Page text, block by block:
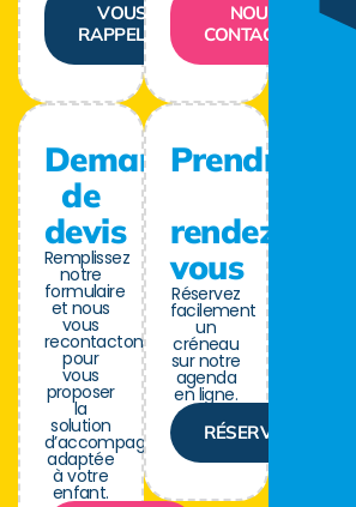
VOUS
RAPPELER
Demande
de
devis
Remplissez
notre
formulaire
et nous
vous
recontactons
pour
vous
proposer
la
solution
d’accompagnement
adaptée
à votre
enfant.
NOUS
CONTACTER
Prendre
rendez-
vous
Réservez
facilement
un
créneau
sur notre
agenda
en ligne.
RÉSERVER